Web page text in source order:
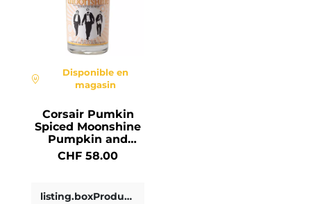
Disponible en
magasin
Corsair Pumkin
Spiced Moonshine
Pumpkin and
Spice Flavored
Whiskey 42.5° 75cl
CHF 58.00
listing.boxProductDetails